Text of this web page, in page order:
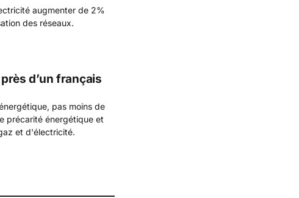
augmenter de 2%
des réseaux.
d’un français
pas moins de
précarité énergétique et
et d'électricité.